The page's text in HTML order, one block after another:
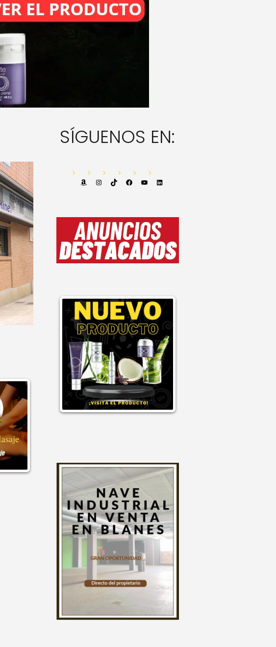
SÍGUENOS EN:
AmazonInstagram
TikTokFacebook
YouTubeLinkedIn